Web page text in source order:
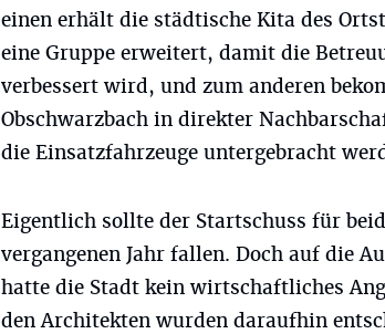
einen erhält die städtische Kita des
eine Gruppe erweitert, damit die
verbessert wird, und zum anderen
Obschwarzbach in direkter
die Einsatzfahrzeuge untergebracht
Eigentlich sollte der Startschuss für
vergangenen Jahr fallen. Doch auf die
hatte die Stadt kein wirtschaftliches
den Architekten wurden daraufhin